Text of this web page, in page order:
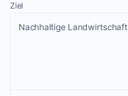
Ziel
Nachhaltige Landwirtschaft